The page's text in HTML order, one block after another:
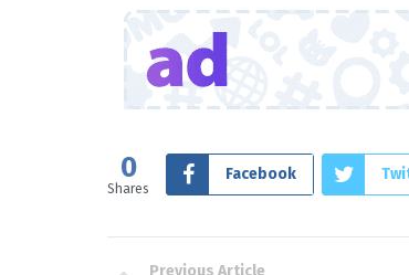
0
Shares
Facebook
Previous Article